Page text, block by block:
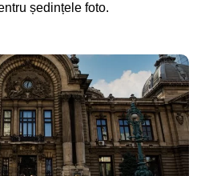
ședințele foto.